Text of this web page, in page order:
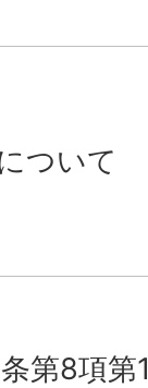
ついて
第8項第